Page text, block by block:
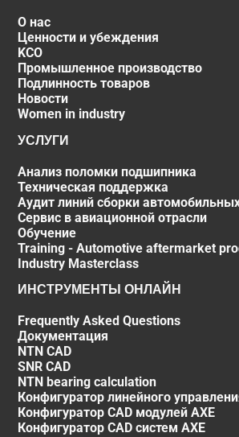
О нас
Ценности и убеждения
KCO
Промышленное производство
Подлинность товаров
Новости
Women in industry
УСЛУГИ
Анализ поломки подшипника
Техническая поддержка
Аудит линий сборки
Сервис в авиационной отрасли
Обучение
Training - Automotive aftermarket
Industry Masterclass
ИНСТРУМЕНТЫ ОНЛАЙН
Frequently Asked Questions
Документация
NTN CAD
SNR CAD
NTN bearing calculation
Конфигуратор линейного
Конфигуратор CAD модулей AXE
Конфигуратор CAD систем AXE